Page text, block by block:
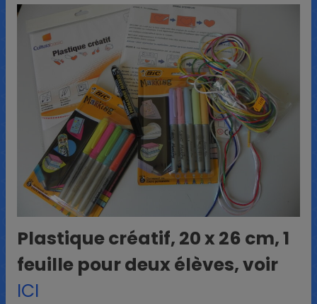
Plastique créatif, 20 x 26 cm, 1
feuille pour deux élèves, voir
ICI